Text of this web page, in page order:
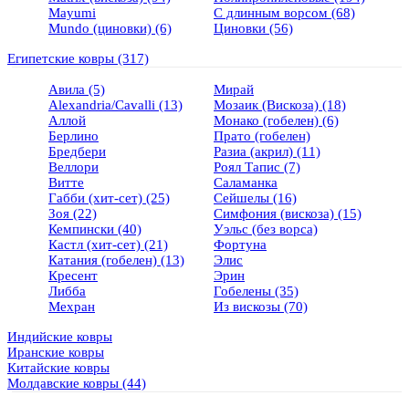
Mayumi
Mundo (циновки) (6)
С длинным ворсом (68)
Циновки (56)
Египетские ковры (317)
Авила (5)
Alexandria/Cavalli (13)
Аллой
Берлино
Бредбери
Веллори
Витте
Габби (хит-сет) (25)
Зоя (22)
Кемпински (40)
Кастл (хит-сет) (21)
Катания (гобелен) (13)
Кресент
Либба
Мехран
Мирай
Мозаик (Вискоза) (18)
Монако (гобелен) (6)
Прато (гобелен)
Разиа (акрил) (11)
Роял Тапис (7)
Саламанка
Сейшелы (16)
Симфония (вискоза) (15)
Уэльс (без ворса)
Фортуна
Элис
Эрин
Гобелены (35)
Из вискозы (70)
Индийские ковры
Иранские ковры
Китайские ковры
Молдавские ковры (44)